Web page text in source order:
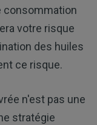
consommation
votre risque
des huiles
ce risque.
n'est pas une
stratégie